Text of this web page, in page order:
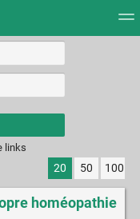
links
20 50 100
homéopathie